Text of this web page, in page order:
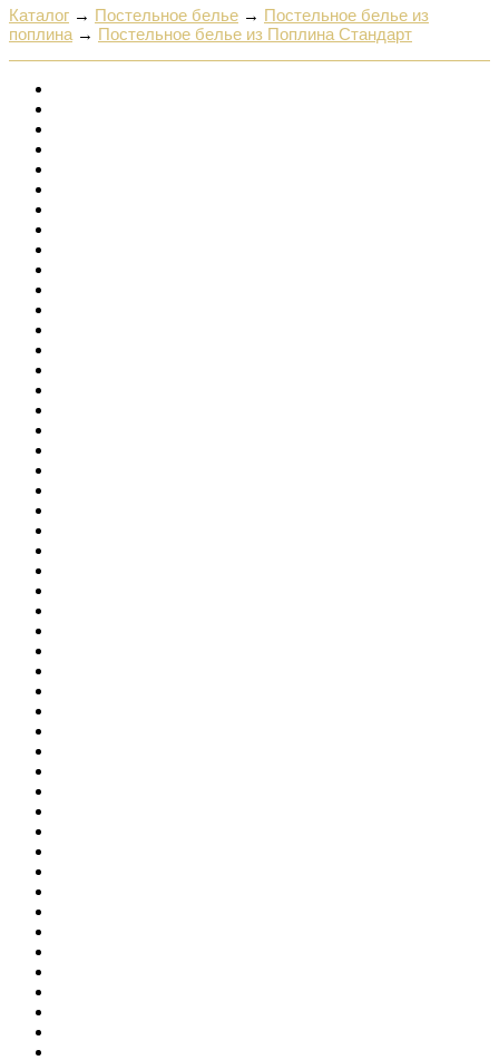
Каталог → Постельное белье → Постельное белье из
поплина → Постельное белье из Поплина Стандарт